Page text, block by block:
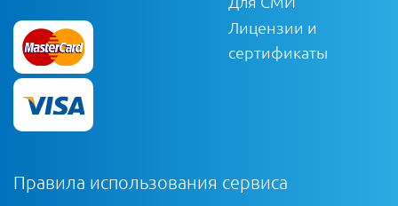
Лицензии и
сертификаты
Правила использования сервиса